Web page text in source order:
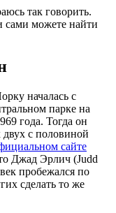
так говорить.
можете найти
началась с
парке на
года. Тогда он
двух с половиной
сайте
Джад Эрлич (Judd
пробежался по
сделать то же